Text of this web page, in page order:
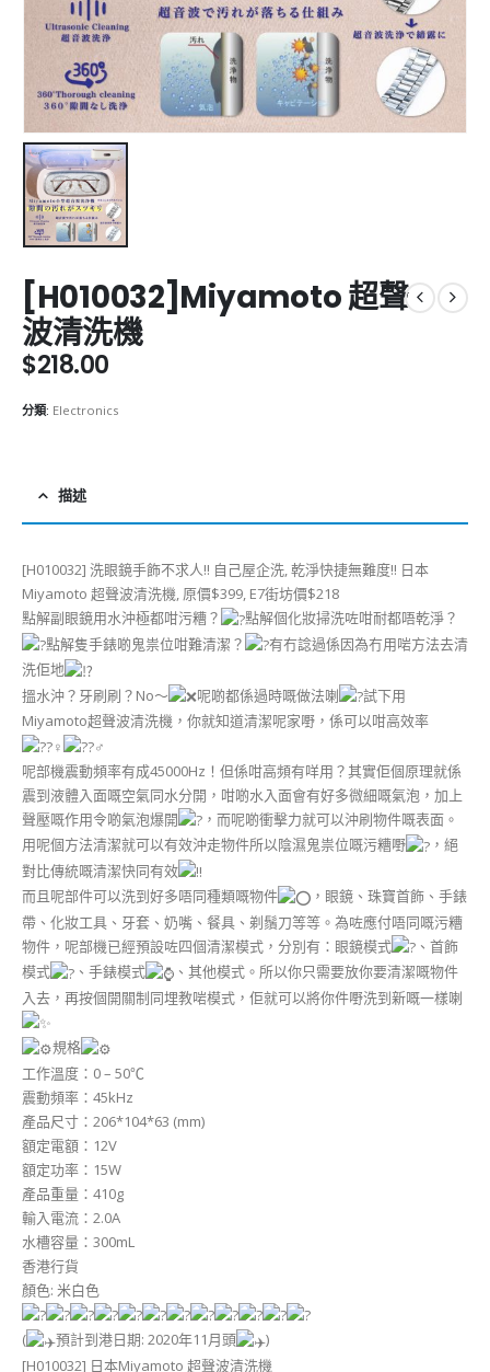
[H010032]Miyamoto 超聲
波清洗機
$218.00
分類: Electronics
描述
[H010032] 洗眼鏡手飾不求人!! 自己屋企洗, 乾淨快捷無難度!! 日本
Miyamoto 超聲波清洗機, 原價$399, E7街坊價$218
點解副眼鏡用水沖極都咁污糟？
點解個化妝掃洗咗咁耐都唔乾淨？
點解隻手錶啲鬼祟位咁難清潔？
有冇諗過係因為冇用啱方法去清
洗佢地
搵水沖？牙刷刷？No～
呢啲都係過時嘅做法喇
試下用
Miyamoto超聲波清洗機，你就知道清潔呢家嘢，係可以咁高效率
呢部機震動頻率有成45000Hz！但係咁高頻有咩用？其實佢個原理就係
震到液體入面嘅空氣同水分開，咁啲水入面會有好多微細嘅氣泡，加上
聲壓嘅作用令啲氣泡爆開
，而呢啲衝擊力就可以沖刷物件嘅表面。
用呢個方法清潔就可以有效沖走物件所以陰濕鬼祟位嘅污糟嘢
，絕
對比傳統嘅清潔快同有效
而且呢部件可以洗到好多唔同種類嘅物件
，眼鏡、珠寶首飾、手錶
帶、化妝工具、牙套、奶嘴、餐具、剃鬚刀等等。為咗應付唔同嘅污糟
物件，呢部機已經預設咗四個清潔模式，分別有：眼鏡模式
、首飾
模式
、手錶模式
、其他模式。所以你只需要放你要清潔嘅物件
入去，再按個開關制同埋教啱模式，佢就可以將你件嘢洗到新嘅一樣喇
規格
工作溫度：0 – 50℃
震動頻率：45kHz
產品尺寸：206*104*63 (mm)
額定電額：12V
額定功率：15W
產品重量：410g
輸入電流：2.0A
水槽容量：300mL
香港行貨
顏色: 米白色
( 預計到港日期: 2020年11月頭
)
[H010032] 日本Miyamoto 超聲波清洗機